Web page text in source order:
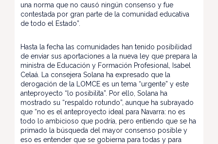
una norma que no causó ningún consenso y fue
contestada por gran parte de la comunidad educativa
de todo el Estado”.
Hasta la fecha las comunidades han tenido posibilidad
de enviar sus aportaciones a la nueva ley que prepara la
ministra de Educación y Formación Profesional, Isabel
Celaá. La consejera Solana ha expresado que la
derogación de la LOMCE es un tema “urgente” y este
anteproyecto “lo posibilita”. Por ello, Solana ha
mostrado su “respaldo rotundo”, aunque ha subrayado
que “no es el anteproyecto ideal para Navarra: no es
todo lo ambicioso que podría, pero entiendo que se ha
primado la búsqueda del mayor consenso posible y
eso es entender que se gobierna para todas y para